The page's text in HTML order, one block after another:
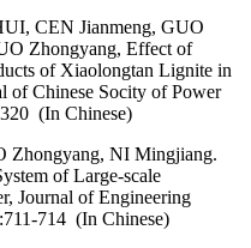
CEN Jianmeng, GUO
Zhongyang, Effect of
of Xiaolongtan Lignite in
of Chinese Socity of Power
(In Chinese)
NI Mingjiang.
of Large-scale
Journal of Engineering
714 (In Chinese)